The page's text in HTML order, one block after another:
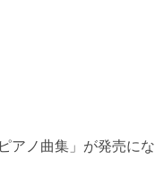
アノ曲集」が発売にな